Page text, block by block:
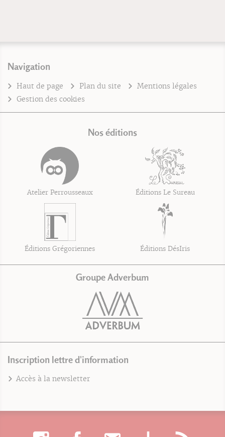
Navigation
Haut de page Plan du site
Mentions légales
Gestion des cookies
Nos éditions
Atelier Perrousseaux Éditions Le Sureau
Éditions Grégoriennes Éditions DésIris
Groupe Adverbum
Inscription lettre d'information
Accès à la newsletter